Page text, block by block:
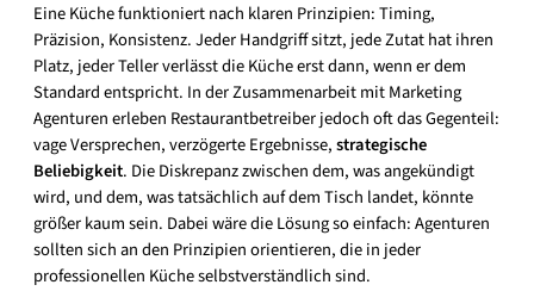
Eine Küche funktioniert nach klaren Prinzipien: Timing,
Präzision, Konsistenz. Jeder Handgriff sitzt, jede Zutat hat ihren
Platz, jeder Teller verlässt die Küche erst dann, wenn er dem
Standard entspricht. In der Zusammenarbeit mit Marketing
Agenturen erleben Restaurantbetreiber jedoch oft das Gegenteil:
vage Versprechen, verzögerte Ergebnisse,strategische
Beliebigkeit. Die Diskrepanz zwischen dem, was angekündigt
wird, und dem, was tatsächlich auf dem Tisch landet, könnte
größer kaum sein. Dabei wäre die Lösung so einfach: Agenturen
sollten sich an den Prinzipien orientieren, die in jeder
professionellen Küche selbstverständlich sind.